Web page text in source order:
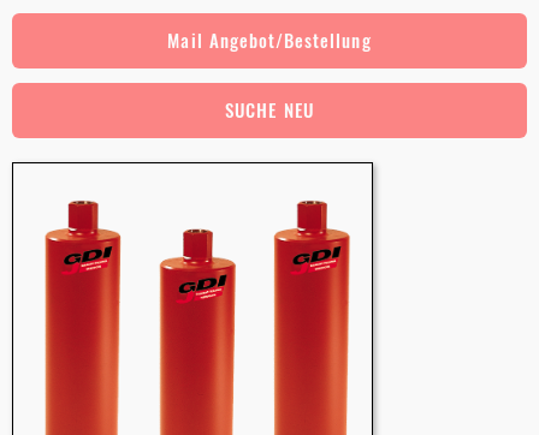
Mail Angebot/Bestellung
SUCHE NEU